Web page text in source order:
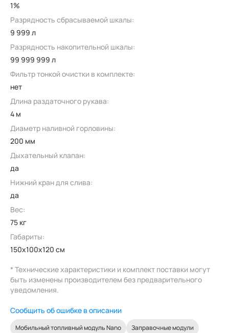
1%
Разрядность сбрасываемой шкалы:
9 999 л
Разрядность накопительной шкалы:
99 999 999 л
Фильтр тонкой очистки в комплекте:
нет
Длина раздаточного рукава:
4 м
Диаметр наливной горловины:
200 мм
Дыхательный клапан:
да
Нижний кран для слива:
да
Вес:
75 кг
Габариты:
150x100x120 см
* Технические характеристики и комплект поставки могут
быть изменены производителем без предварительного
уведомления.
Сообщить об ошибке в описании
Мобильный топливный модуль Nano
Заправочные модули